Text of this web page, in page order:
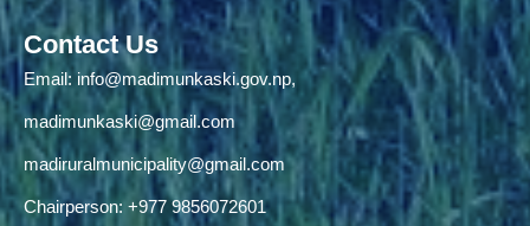
Contact Us
Email: info@madimunkaski.gov.np,
madimunkaski@gmail.com
madiruralmunicipality@gmail.com
Chairperson: +977 9856072601